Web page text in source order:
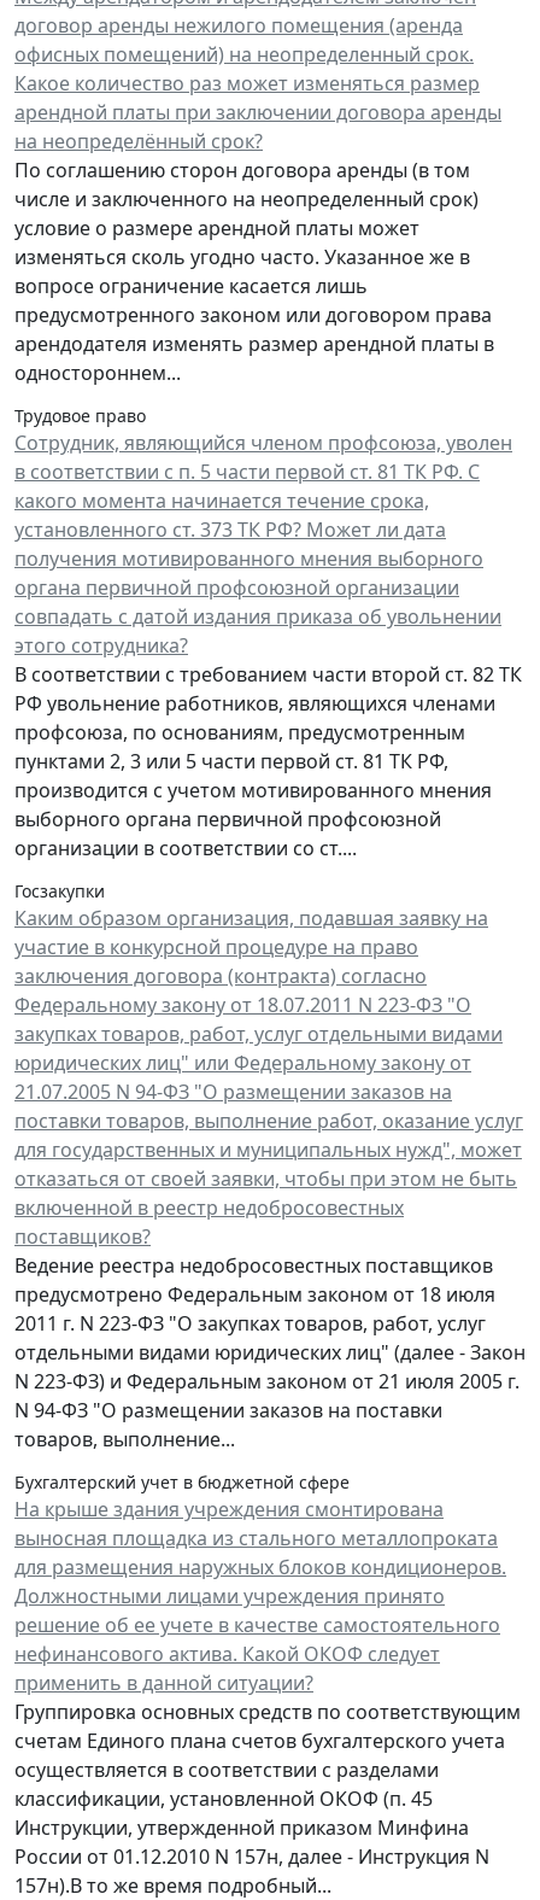
договор аренды нежилого помещения (аренда
офисных помещений) на неопределенный срок.
Какое количество раз может изменяться размер
арендной платы при заключении договора аренды
на неопределённый срок?
По соглашению сторон договора аренды (в том
числе и заключенного на неопределенный срок)
условие о размере арендной платы может
изменяться сколь угодно часто. Указанное же в
вопросе ограничение касается лишь
предусмотренного законом или договором права
арендодателя изменять размер арендной платы в
одностороннем...
Трудовое право
Сотрудник, являющийся членом профсоюза, уволен
в соответствии с п. 5 части первой ст. 81 ТК РФ. С
какого момента начинается течение срока,
установленного ст. 373 ТК РФ? Может ли дата
получения мотивированного мнения выборного
органа первичной профсоюзной организации
совпадать с датой издания приказа об увольнении
этого сотрудника?
В соответствии с требованием части второй ст. 82 ТК
РФ увольнение работников, являющихся членами
профсоюза, по основаниям, предусмотренным
пунктами 2, 3 или 5 части первой ст. 81 ТК РФ,
производится с учетом мотивированного мнения
выборного органа первичной профсоюзной
организации в соответствии со ст....
Госзакупки
Каким образом организация, подавшая заявку на
участие в конкурсной процедуре на право
заключения договора (контракта) согласно
Федеральному закону от 18.07.2011 N 223-ФЗ "О
закупках товаров, работ, услуг отдельными видами
юридических лиц" или Федеральному закону от
21.07.2005 N 94-ФЗ "О размещении заказов на
поставки товаров, выполнение работ, оказание услуг
для государственных и муниципальных нужд", может
отказаться от своей заявки, чтобы при этом не быть
включенной в реестр недобросовестных
поставщиков?
Ведение реестра недобросовестных поставщиков
предусмотрено Федеральным законом от 18 июля
2011 г. N 223-ФЗ "О закупках товаров, работ, услуг
отдельными видами юридических лиц" (далее - Закон
N 223-ФЗ) и Федеральным законом от 21 июля 2005 г.
N 94-ФЗ "О размещении заказов на поставки
товаров, выполнение...
Бухгалтерский учет в бюджетной сфере
На крыше здания учреждения смонтирована
выносная площадка из стального металлопроката
для размещения наружных блоков кондиционеров.
Должностными лицами учреждения принято
решение об ее учете в качестве самостоятельного
нефинансового актива. Какой ОКОФ следует
применить в данной ситуации?
Группировка основных средств по соответствующим
счетам Единого плана счетов бухгалтерского учета
осуществляется в соответствии с разделами
классификации, установленной ОКОФ (п. 45
Инструкции, утвержденной приказом Минфина
России от 01.12.2010 N 157н, далее - Инструкция N
157н).В то же время подробный...